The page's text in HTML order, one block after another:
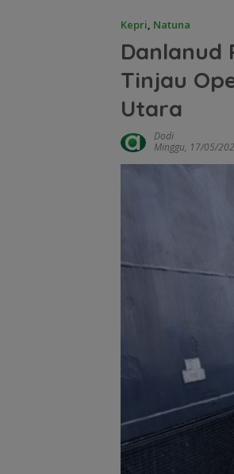
Kepri, Natuna
Danlanud
Tinjau
Utara
Dodi
Minggu, 17/05/